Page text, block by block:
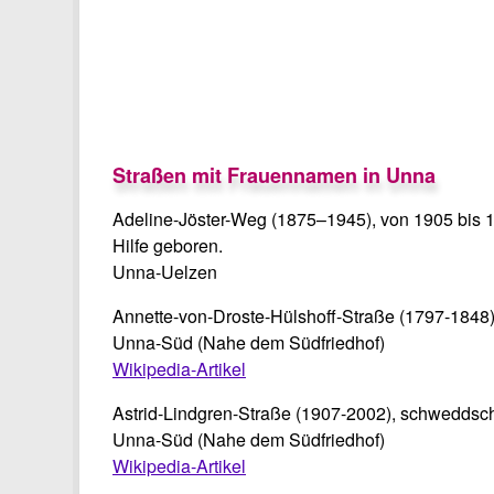
Straßen mit Frauennamen in Unna
Adeline-Jöster-Weg (1875–1945), von 1905 bis
Hilfe geboren.
Unna-Uelzen
Annette-von-Droste-Hülshoff-Straße (1797-
Unna-Süd (Nahe dem Südfriedhof)
Wikipedia-Artikel
Astrid-Lindgren-Straße (1907-2002),
Unna-Süd (Nahe dem Südfriedhof)
Wikipedia-Artikel